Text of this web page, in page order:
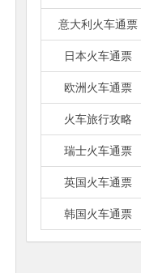
意大利火车通票
日本火车通票
欧洲火车通票
火车旅行攻略
瑞士火车通票
英国火车通票
韩国火车通票